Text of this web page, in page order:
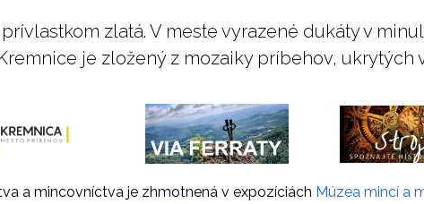
zlatá. V meste vyrazené dukáty v
je zložený z mozaiky príbehov, ukrytých
a mincovníctva je zhmotnená v expozíciách Múzea mincí a